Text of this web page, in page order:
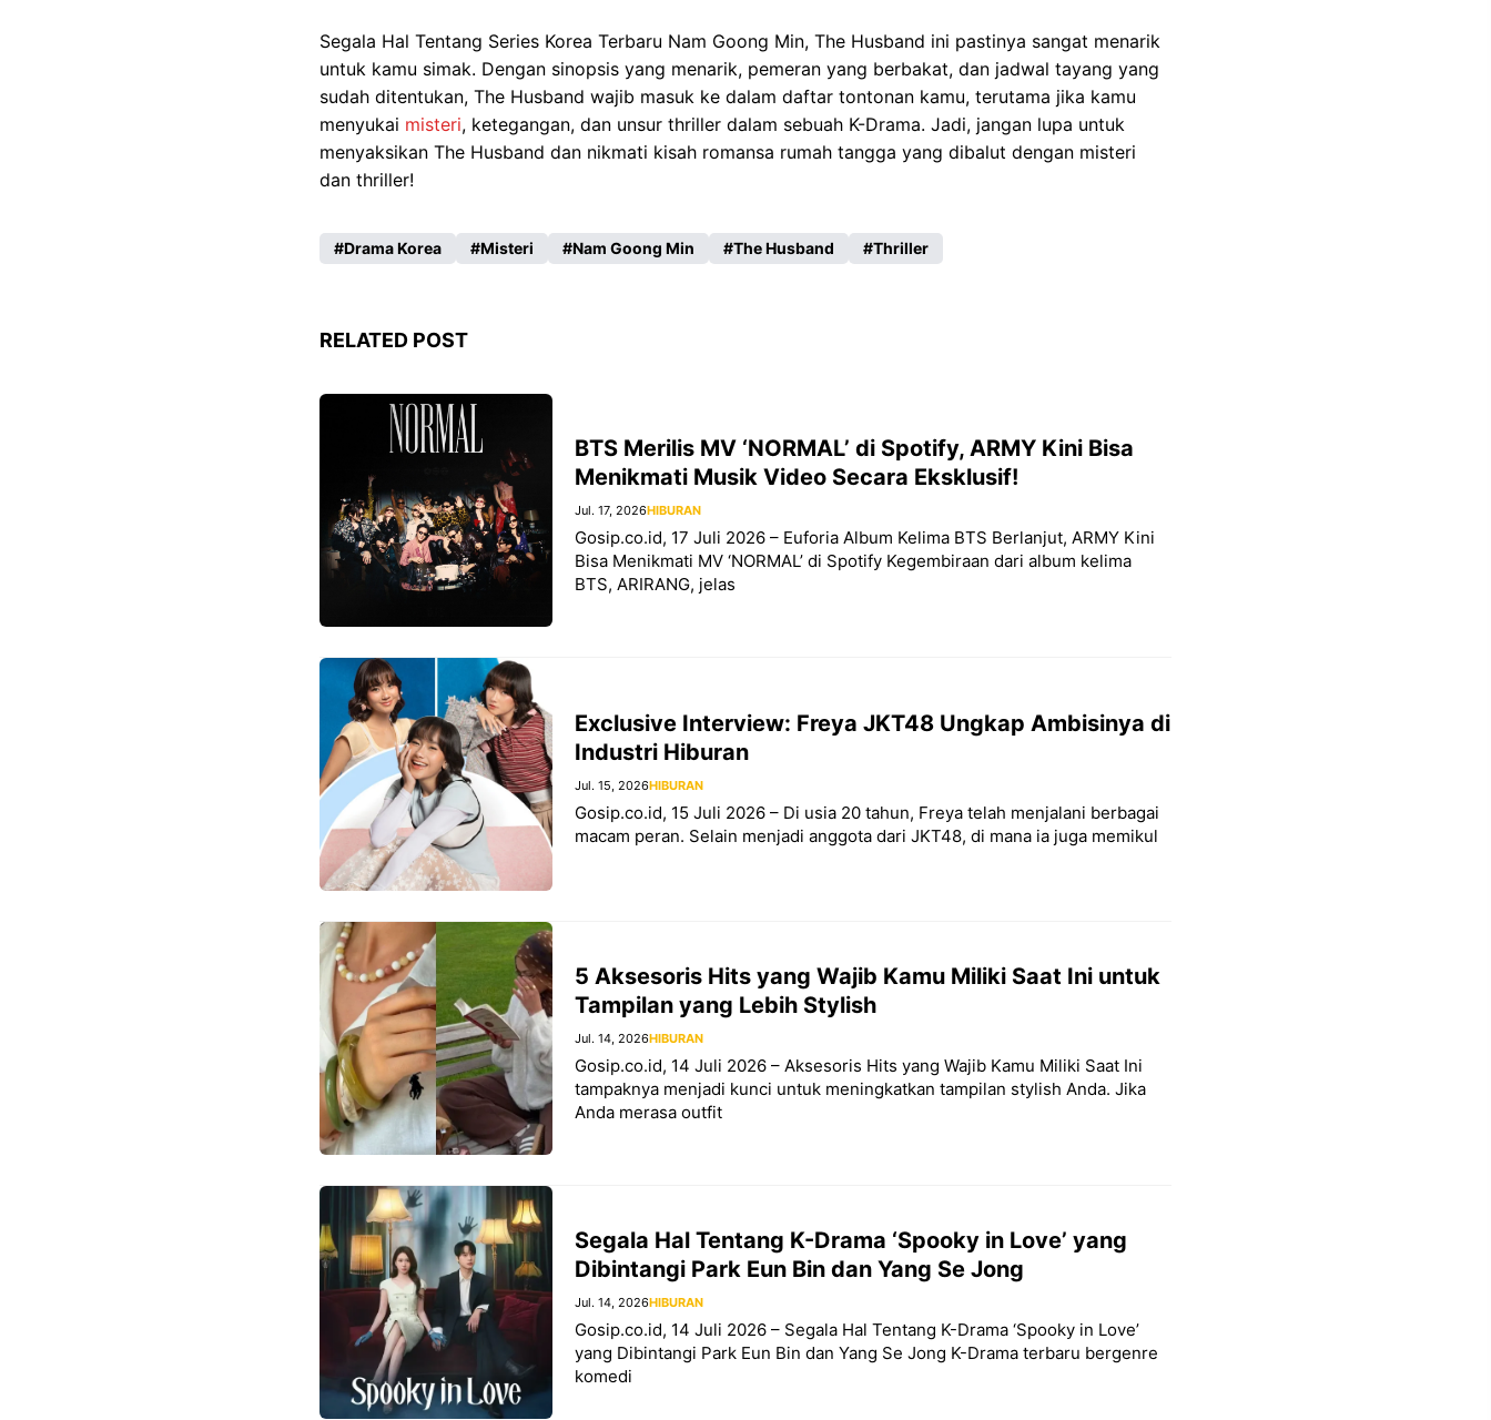
Segala Hal Tentang Series Korea Terbaru Nam Goong Min, The Husband ini pastinya sangat menarik
untuk kamu simak. Dengan sinopsis yang menarik, pemeran yang berbakat, dan jadwal tayang yang
sudah ditentukan, The Husband wajib masuk ke dalam daftar tontonan kamu, terutama jika kamu
menyukai misteri, ketegangan, dan unsur thriller dalam sebuah K-Drama. Jadi, jangan lupa untuk
menyaksikan The Husband dan nikmati kisah romansa rumah tangga yang dibalut dengan misteri
dan thriller!
Drama Korea Misteri Nam Goong Min The Husband Thriller
RELATED POST
BTS Merilis MV ‘NORMAL’ di Spotify, ARMY Kini Bisa
Menikmati Musik Video Secara Eksklusif!
Jul. 17, 2026HIBURAN
Gosip.co.id, 17 Juli 2026 – Euforia Album Kelima BTS Berlanjut, ARMY Kini
Bisa Menikmati MV ‘NORMAL’ di Spotify Kegembiraan dari album kelima
BTS, ARIRANG, jelas
Exclusive Interview: Freya JKT48 Ungkap Ambisinya di
Industri Hiburan
Jul. 15, 2026HIBURAN
Gosip.co.id, 15 Juli 2026 – Di usia 20 tahun, Freya telah menjalani berbagai
macam peran. Selain menjadi anggota dari JKT48, di mana ia juga memikul
5 Aksesoris Hits yang Wajib Kamu Miliki Saat Ini untuk
Tampilan yang Lebih Stylish
Jul. 14, 2026HIBURAN
Gosip.co.id, 14 Juli 2026 – Aksesoris Hits yang Wajib Kamu Miliki Saat Ini
tampaknya menjadi kunci untuk meningkatkan tampilan stylish Anda. Jika
Anda merasa outfit
Segala Hal Tentang K-Drama ‘Spooky in Love’ yang
Dibintangi Park Eun Bin dan Yang Se Jong
Jul. 14, 2026HIBURAN
Gosip.co.id, 14 Juli 2026 – Segala Hal Tentang K-Drama ‘Spooky in Love’
yang Dibintangi Park Eun Bin dan Yang Se Jong K-Drama terbaru bergenre
komedi